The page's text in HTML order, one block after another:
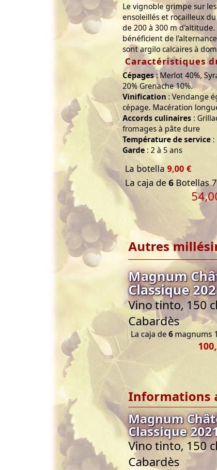
Le vignoble grimpe sur
ensoleillés et rocailleux
de 200 à 300 m d'altitude.
bénéficient de
sont argilo calcaires à
Caractéristiques
Cépages: Merlot 40%,
20% Grenache 10%.
Vinification : Vendange
cépage. Macération
Accords culinaires :
fromages à pâte dure
Température de service :
Garde : 2 à 5 ans
La botella 9,00 €
La caja de 6 Botellas
Autres
Magnum
Classique
Vino tinto, 150
Cabardès
La caja de6 magnums
Informations
Magnum
Classique
Vino tinto, 150
Cabardès